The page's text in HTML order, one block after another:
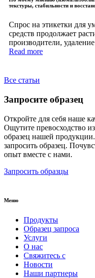
текстуры, стабильности и
Спрос на этикетки для
средств продолжает
производители,
Read more
Все статьи
Запросите образец
Откройте для себя наше
Ощутите превосходство
образец нашей
запросить образец.
опыт вместе с нами.
Запросить образцы
Меню
Продукты
Образец запроса
Услуги
О нас
Свяжитесь с
Новости
Наши партнеры